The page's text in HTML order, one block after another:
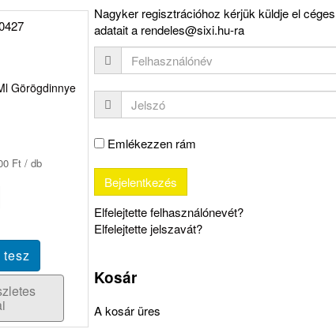
Görögdinnye
Ft / db
Nagyker regisztrációhoz kérjük küldje el céges
adatait a rendeles@sixi.hu-ra
Emlékezzen rám
Elfelejtette felhasználónevét?
Elfelejtette jelszavát?
Kosár
A kosár üres